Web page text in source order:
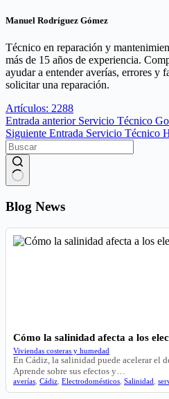
Manuel Rodríguez Gómez
Técnico en reparación y
más de 15 años de experiencia.
ayudar a entender averías, errores y
solicitar una reparación.
Artículos: 2288
Entrada anterior Servicio Técnico
Siguiente Entrada Servicio Técnico
resultados
Blog News
Cómo la salinidad afecta a los
Viviendas costeras y humedad
En Cádiz, la salinidad puede acelerar el
Aprende sobre sus efectos y…
averías Cádiz Electrodomésticos Salinidad